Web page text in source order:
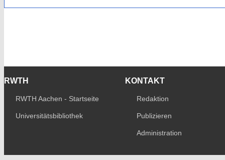
RWTH
RWTH Aachen - Startseite
Universitätsbibliothek
KONTAKT
Redaktion
Publizieren
Administration